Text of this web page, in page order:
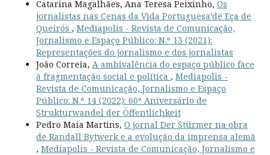
Catarina Magalhães, Ana Teresa Peixinho, Os
jornalistas nas Cenas da Vida Portuguesa’de Eça de
Queirós , Mediapolis - Revista de Comunicação,
Jornalismo e Espaço Público: N.º 13 (2021):
Representações do jornalismo e dos jornalistas
João Correia, A ambivalência do espaço público face
à fragmentação social e política , Mediapolis -
Revista de Comunicação, Jornalismo e Espaço
Público: N.º 14 (2022): 60º Aniversário de
Strukturwandel der Öffentlichkeit
Pedro Maia Martins, O jornal Der Stürmer na obra
de Randall Bytwerk e a evolução da imprensa alemã
, Mediapolis - Revista de Comunicação, Jornalismo e